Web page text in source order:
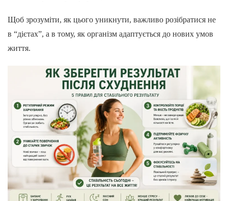
Щоб зрозуміти, як цього уникнути, важливо розібратися не
в “дієтах”, а в тому, як організм адаптується до нових умов
життя.